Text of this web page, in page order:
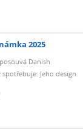
2025
Danish
Jeho design